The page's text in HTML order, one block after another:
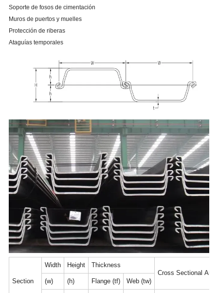
Soporte de fosos de cimentación
Muros de puertos y muelles
Protección de riberas
Ataguías temporales
Section
Width Height
Thickness
Cross Sectional Area
(w)
(h) Flange (tf) Web (tw)